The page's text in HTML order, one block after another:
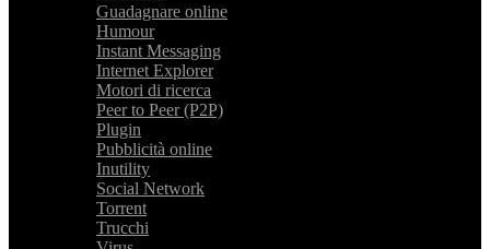
Guadagnare online
Humour
Instant Messaging
Internet Explorer
Motori di ricerca
Peer to Peer (P2P)
Plugin
Pubblicità online
Inutility
Social Network
Torrent
Trucchi